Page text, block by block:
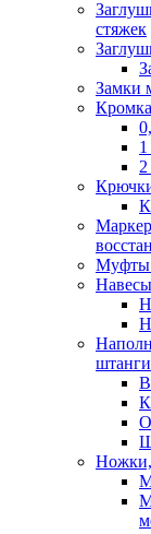
стяжек
Замки
Кромка
Муфты
штанги
Ножки,